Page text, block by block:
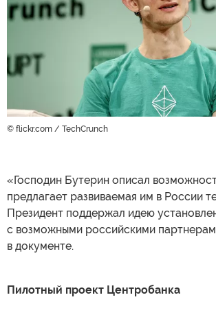
© flickr.com / TechCrunch
«Господин Бутерин описал
предлагает развиваемая им в России
Президент поддержал идею
с возможными российскими
в документе.
Пилотный проект Центробанка